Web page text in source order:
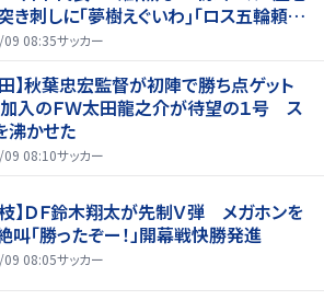
き刺しに｢夢樹えぐいわ｣｢ロス五輪頼む
08:35サッカー
田】秋葉忠宏監督が初陣で勝ち点ゲット
入のＦＷ太田龍之介が待望の１号 ス
沸かせた
08:10サッカー
枝】ＤＦ鈴木翔太が先制Ｖ弾 メガホンを
叫「勝ったぞー！」開幕戦快勝発進
08:05サッカー